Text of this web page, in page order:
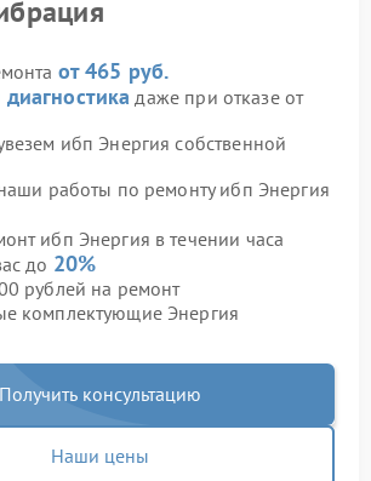
от 465 руб.
даже при отказе от
ибп Энергия собственной
работы по ремонту ибп Энергия
ибп Энергия в течении часа
до 20%
рублей на ремонт
комплектующие Энергия
Получить консультацию
Наши цены